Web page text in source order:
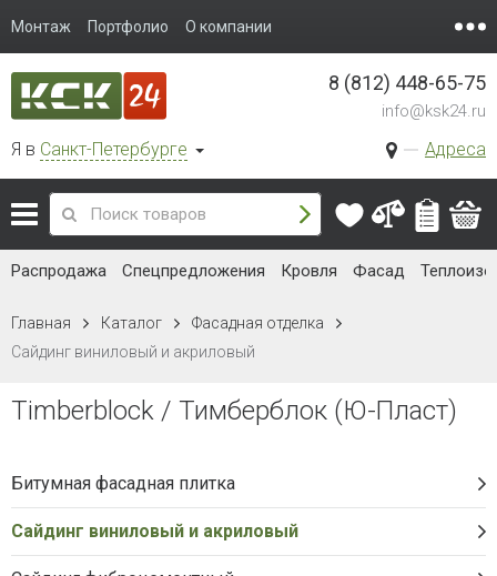
Монтаж Портфолио О компании
Я в Санкт-Петербурге Адреса
8 (812) 448-65-75
info@ksk24.ru
Распродажа Спецпредложения Кровля Фасад
Главная Каталог
Фасадная отделка
Сайдинг виниловый и акриловый
Timberblock / Тимберблок (Ю-Пласт)
Битумная фасадная плитка
Сайдинг виниловый и акриловый